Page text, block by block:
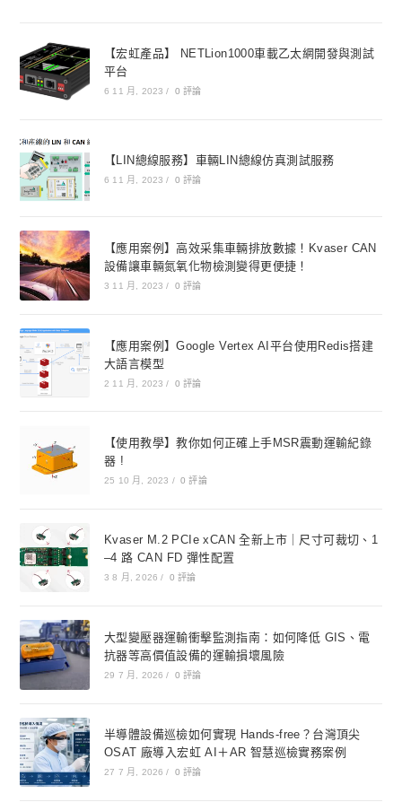
【宏虹產品】 NETLion1000車載乙太網開發與測試
平台
6 11 月, 2023 / 0 評論
【LIN總線服務】車輛LIN總線仿真測試服務
6 11 月, 2023 / 0 評論
【應用案例】高效采集車輛排放數據！Kvaser CAN
設備讓車輛氮氧化物檢測變得更便捷！
3 11 月, 2023 / 0 評論
【應用案例】Google Vertex AI平台使用Redis搭建
大語言模型
2 11 月, 2023 / 0 評論
【使用教學】教你如何正確上手MSR震動運輸紀錄
器 !
25 10 月, 2023 / 0 評論
Kvaser M.2 PCIe xCAN 全新上市｜尺寸可裁切、1
–4 路 CAN FD 彈性配置
3 8 月, 2026 / 0 評論
大型變壓器運輸衝擊監測指南：如何降低 GIS、電
抗器等高價值設備的運輸損壞風險
29 7 月, 2026 / 0 評論
半導體設備巡檢如何實現 Hands-free？台灣頂尖
OSAT 廠導入宏虹 AI＋AR 智慧巡檢實務案例
27 7 月, 2026 / 0 評論